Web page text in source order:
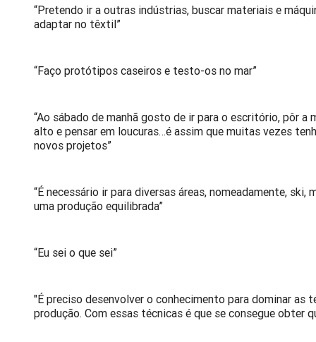
“Pretendo ir a outras indústrias, buscar materiais e
adaptar no têxtil”
“Faço protótipos caseiros e testo-os no mar”
“Ao sábado de manhã gosto de ir para o escritório, pôr a
alto e pensar em loucuras…é assim que muitas vezes
novos projetos”
“É necessário ir para diversas áreas, nomeadamente, ski,
uma produção equilibrada”
“Eu sei o que sei”
"É preciso desenvolver o conhecimento para dominar as
produção. Com essas técnicas é que se consegue obter